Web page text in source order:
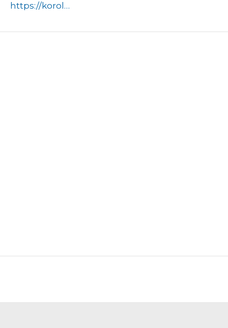
https://korolev.ru/v-korolyove-zavershaetsya-podgotovka-k-novomu-godu/